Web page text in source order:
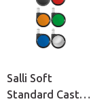
Salli Soft
Standard Castor